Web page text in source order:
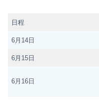
日程
6月14日
6月15日
6月16日